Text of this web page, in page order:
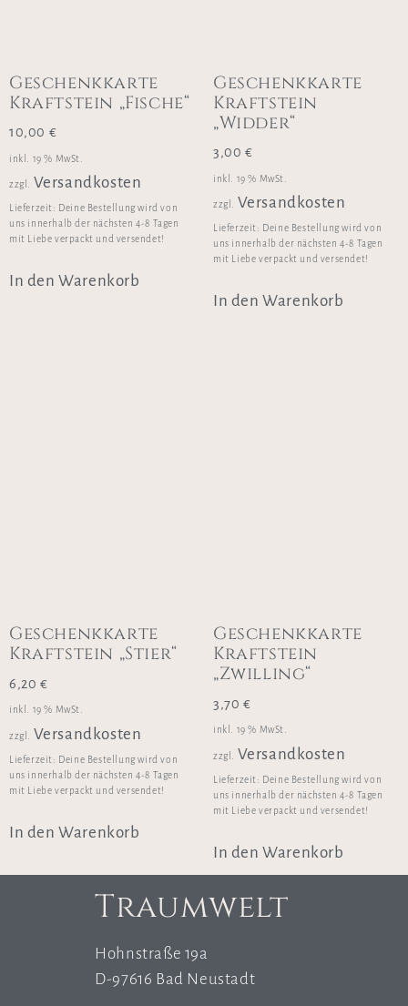
Geschenkkarte
Kraftstein „Fische“
10,00 €
inkl. 19 % MwSt.
zzgl. Versandkosten
Lieferzeit: Deine Bestellung wird von
uns innerhalb der nächsten 4-8 Tagen
mit Liebe verpackt und versendet!
In den Warenkorb
Geschenkkarte
Kraftstein
„Widder“
3,00 €
inkl. 19 % MwSt.
zzgl. Versandkosten
Lieferzeit: Deine Bestellung wird von
uns innerhalb der nächsten 4-8 Tagen
mit Liebe verpackt und versendet!
In den Warenkorb
Geschenkkarte
Kraftstein „Stier“
6,20 €
inkl. 19 % MwSt.
zzgl. Versandkosten
Lieferzeit: Deine Bestellung wird von
uns innerhalb der nächsten 4-8 Tagen
mit Liebe verpackt und versendet!
In den Warenkorb
Geschenkkarte
Kraftstein
„Zwilling“
3,70 €
inkl. 19 % MwSt.
zzgl. Versandkosten
Lieferzeit: Deine Bestellung wird von
uns innerhalb der nächsten 4-8 Tagen
mit Liebe verpackt und versendet!
In den Warenkorb
Traumwelt
Hohnstraße 19a
D-97616 Bad Neustadt